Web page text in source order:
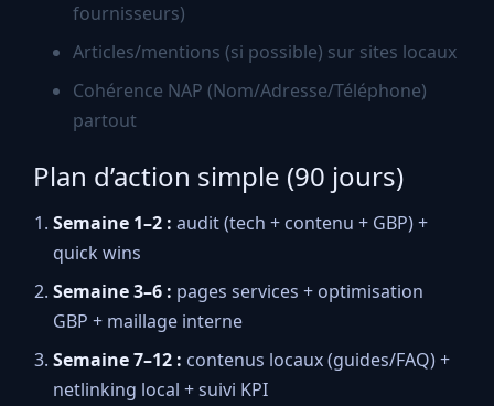
fournisseurs)
Articles/mentions (si possible) sur sites locaux
Cohérence NAP (Nom/Adresse/Téléphone)
partout
Plan d’action simple (90 jours)
Semaine 1–2 : audit (tech + contenu + GBP) +
quick wins
Semaine 3–6 : pages services + optimisation
GBP + maillage interne
Semaine 7–12 : contenus locaux (guides/FAQ) +
netlinking local + suivi KPI